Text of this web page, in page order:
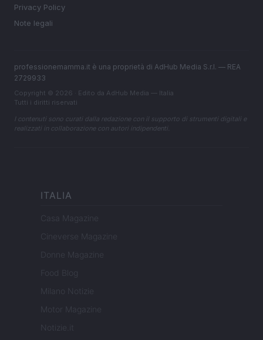
Privacy Policy
Note legali
professionemamma.it è una proprietà di AdHub Media S.r.l. — REA
2729933
Copyright © 2026 · Edito da AdHub Media — Italia
Tutti i diritti riservati
I contenuti sono curati dalla redazione con il supporto di strumenti digitali e
realizzati in collaborazione con autori indipendenti.
ITALIA
Casa Magazine
Cineverse Magazine
Donne Magazine
Food Blog
Milano Notizie
Motor Magazine
Notizie.it